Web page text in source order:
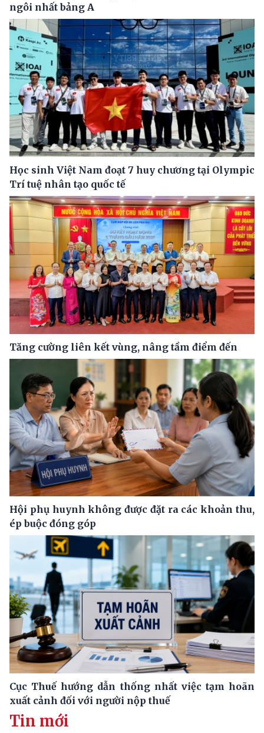
ngôi nhất bảng A
Học sinh Việt Nam đoạt 7 huy chương tại Olympic
Trí tuệ nhân tạo quốc tế
Tăng cường liên kết vùng, nâng tầm điểm đến
Hội phụ huynh không được đặt ra các khoản thu,
ép buộc đóng góp
Cục Thuế hướng dẫn thống nhất việc tạm hoãn
xuất cảnh đối với người nộp thuế
Tin mới